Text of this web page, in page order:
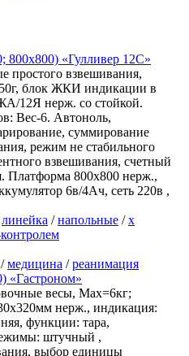
«Гулливер 12С»
простого взвешивания,
блок ЖКИ индикации в
12Я нерж. со стойкой.
Вес-6. Автоноль,
суммирование
режим не стабильного
взвешивания, счетный
Платформа 800х800 нерж.,
6в/4Ач, сеть 220в ,
линейка /напольные /х
/медицина /реанимация
весы, Max=6кг;
нерж., индикация:
функции: тара,
штучный ,
выбор единицы